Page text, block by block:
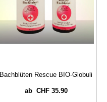
Bachblüten Rescue BIO-Globuli
ab CHF35.90